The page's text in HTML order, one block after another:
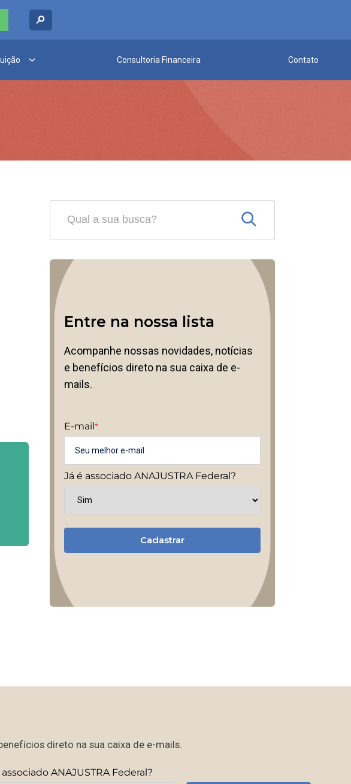
Consultoria Financeira Contato
Entre na nossa lista
Acompanhe nossas novidades, notícias
e benefícios direto na sua caixa de e-
mails.
E-mail*
Já é associado ANAJUSTRA Federal?
Cadastrar
direto na sua caixa de e-mails.
associado ANAJUSTRA Federal?